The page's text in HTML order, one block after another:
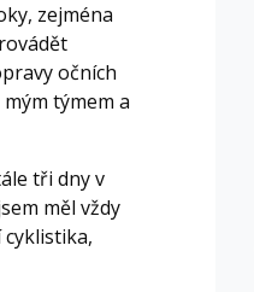
zejména
očních
týmem a
tři dny v
měl vždy
cyklistika,